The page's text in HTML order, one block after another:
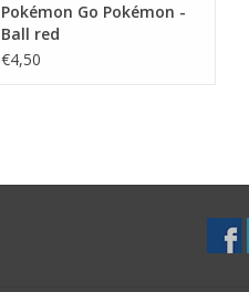
Pokémon Go Pokémon -
Ball red
€4,50